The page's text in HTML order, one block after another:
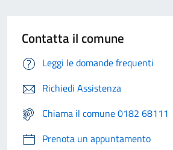
Contatta il comune
Leggi le domande frequenti
Richiedi Assistenza
Chiama il comune 0182 68111
Prenota un appuntamento